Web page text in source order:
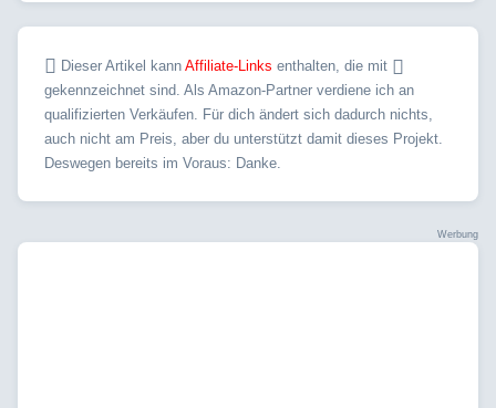
Dieser Artikel kann Affiliate-Links enthalten, die mit
gekennzeichnet sind. Als Amazon-Partner verdiene ich an
qualifizierten Verkäufen. Für dich ändert sich dadurch nichts,
auch nicht am Preis, aber du unterstützt damit dieses Projekt.
Deswegen bereits im Voraus: Danke.
Werbung